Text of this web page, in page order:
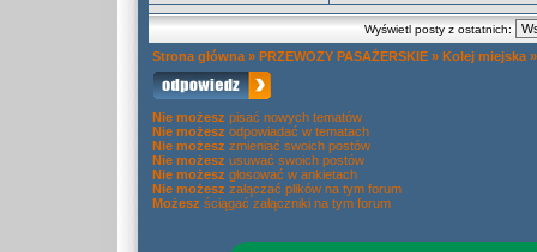
Wyświetl posty z ostatnich:
Strona główna » PRZEWOZY PASAŻERSKIE » Kolej miejska
Nie możesz pisać nowych tematów
Nie możesz odpowiadać w tematach
Nie możesz zmieniać swoich postów
Nie możesz usuwać swoich postów
Nie możesz głosować w ankietach
Nie możesz załączać plików na tym forum
Możesz ściągać załączniki na tym forum